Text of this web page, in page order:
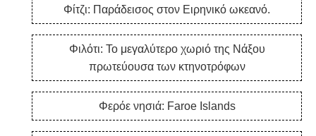
Φίτζι: Παράδεισος στον Ειρηνικό ωκεανό.
Φιλότι: Το μεγαλύτερο χωριό της Νάξου
πρωτεύουσα των κτηνοτρόφων
Φερόε νησιά: Faroe Islands